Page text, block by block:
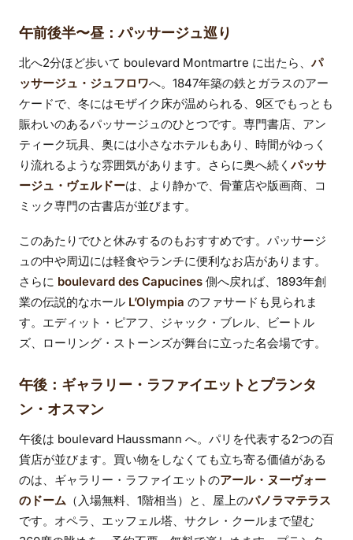
午前後半〜昼：パッサージュ巡り
北へ2分ほど歩いて boulevard Montmartre に出たら、パ
ッサージュ・ジュフロワへ。1847年築の鉄とガラスのアー
ケードで、冬にはモザイク床が温められる、9区でもっとも
賑わいのあるパッサージュのひとつです。専門書店、アン
ティーク玩具、奥には小さなホテルもあり、時間がゆっく
り流れるような雰囲気があります。さらに奥へ続くパッサ
ージュ・ヴェルドーは、より静かで、骨董店や版画商、コ
ミック専門の古書店が並びます。
このあたりでひと休みするのもおすすめです。パッサージ
ュの中や周辺には軽食やランチに便利なお店があります。
さらに boulevard des Capucines 側へ戻れば、1893年創
業の伝説的なホール L’Olympia のファサードも見られま
す。エディット・ピアフ、ジャック・ブレル、ビートル
ズ、ローリング・ストーンズが舞台に立った名会場です。
午後：ギャラリー・ラファイエットとプランタ
ン・オスマン
午後は boulevard Haussmann へ。パリを代表する2つの百
貨店が並びます。買い物をしなくても立ち寄る価値がある
のは、ギャラリー・ラファイエットのアール・ヌーヴォー
のドーム （入場無料、1階相当）と、屋上のパノラマテラス
です。オペラ、エッフェル塔、サクレ・クールまで望む